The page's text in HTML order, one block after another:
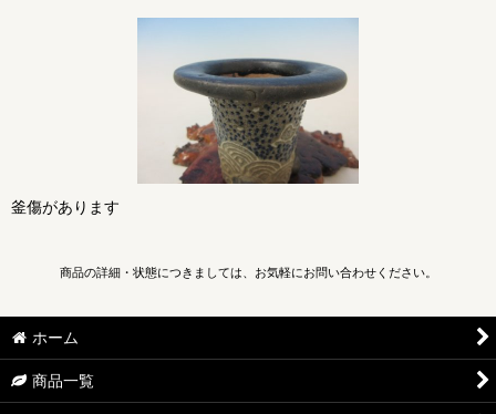
釜傷があります
商品の詳細・状態につきましては、お気軽にお問い合わせください。
ホーム
商品一覧